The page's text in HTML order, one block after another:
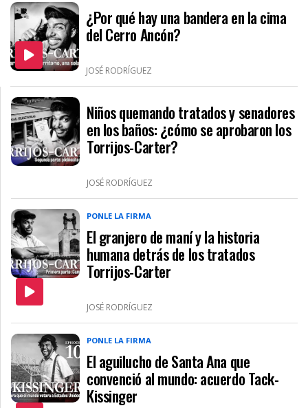
¿Por qué hay una bandera en la cima
del Cerro Ancón?
JOSÉ RODRÍGUEZ
Niños quemando tratados y senadores
en los baños: ¿cómo se aprobaron los
Torrijos-Carter?
JOSÉ RODRÍGUEZ
PONLE LA FIRMA
El granjero de maní y la historia
humana detrás de los tratados
Torrijos-Carter
JOSÉ RODRÍGUEZ
PONLE LA FIRMA
El aguilucho de Santa Ana que
convenció al mundo: acuerdo Tack-
Kissinger